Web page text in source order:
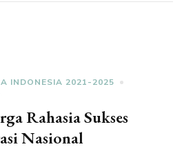
INDONESIA 2021-2025
Rahasia Sukses
Nasional